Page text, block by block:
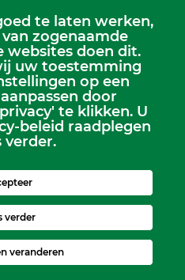
te laten werken,
zogenaamde
websites doen dit.
uw toestemming
op een
door
te klikken. U
beleid raadplegen
verder.
verder
veranderen